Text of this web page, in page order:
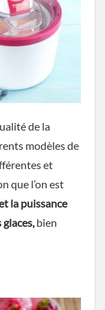
de la
modèles de
et
que l’on est
la puissance
bien